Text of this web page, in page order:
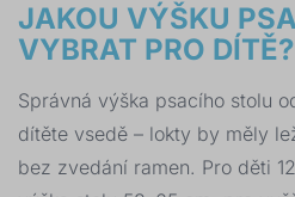
JAKOU VÝŠKU
VYBRAT PRO DÍTĚ?
Správná výška psacího stolu
dítěte vsedě – lokty by měly
bez zvedání ramen. Pro děti